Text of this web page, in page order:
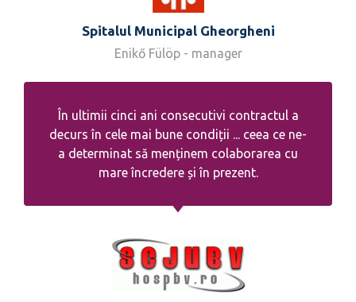
Spitalul Municipal Gheorgheni
Enikő Fülöp - manager
În ultimii cinci ani consecutivi contractul a
decurs în cele mai bune condiții ... ceea ce ne-
a determinat să menținem colaborarea cu
mare încredere și în prezent.